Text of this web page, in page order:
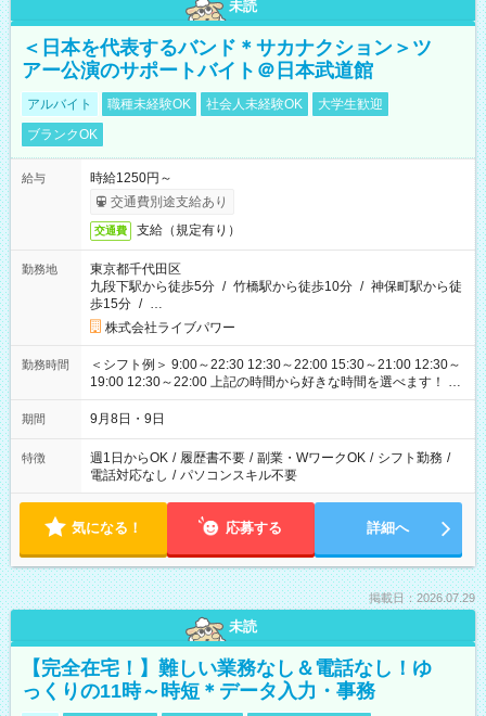
未読
＜日本を代表するバンド＊サカナクション＞ツ
アー公演のサポートバイト＠日本武道館
アルバイト 職種未経験OK 社会人未経験OK
大学生歓迎
ブランクOK
給与
時給1250円～
交通費別途支給あり
交通費 支給（規定有り）
勤務地
東京都千代田区
九段下駅から徒歩5分 / 竹橋駅から徒歩10分 / 神保町駅から徒
歩15分 / …
株式会社ライブパワー
勤務時間
＜シフト例＞ 9:00～22:30 12:30～22:00 15:30～21:00 12:30～
19:00 12:30～22:00 上記の時間から好きな時間を選べます！ ※
時間は変更となる可能性があります
期間 9月8日・9日
特徴 週1日からOK / 履歴書不要 / 副業・WワークOK / シフト勤務 /
電話対応なし / パソコンスキル不要
気になる！ 応募する 詳細へ
掲載日：2026.07.29
未読
【完全在宅！】難しい業務なし＆電話なし！ゆ
っくりの11時～時短＊データ入力・事務